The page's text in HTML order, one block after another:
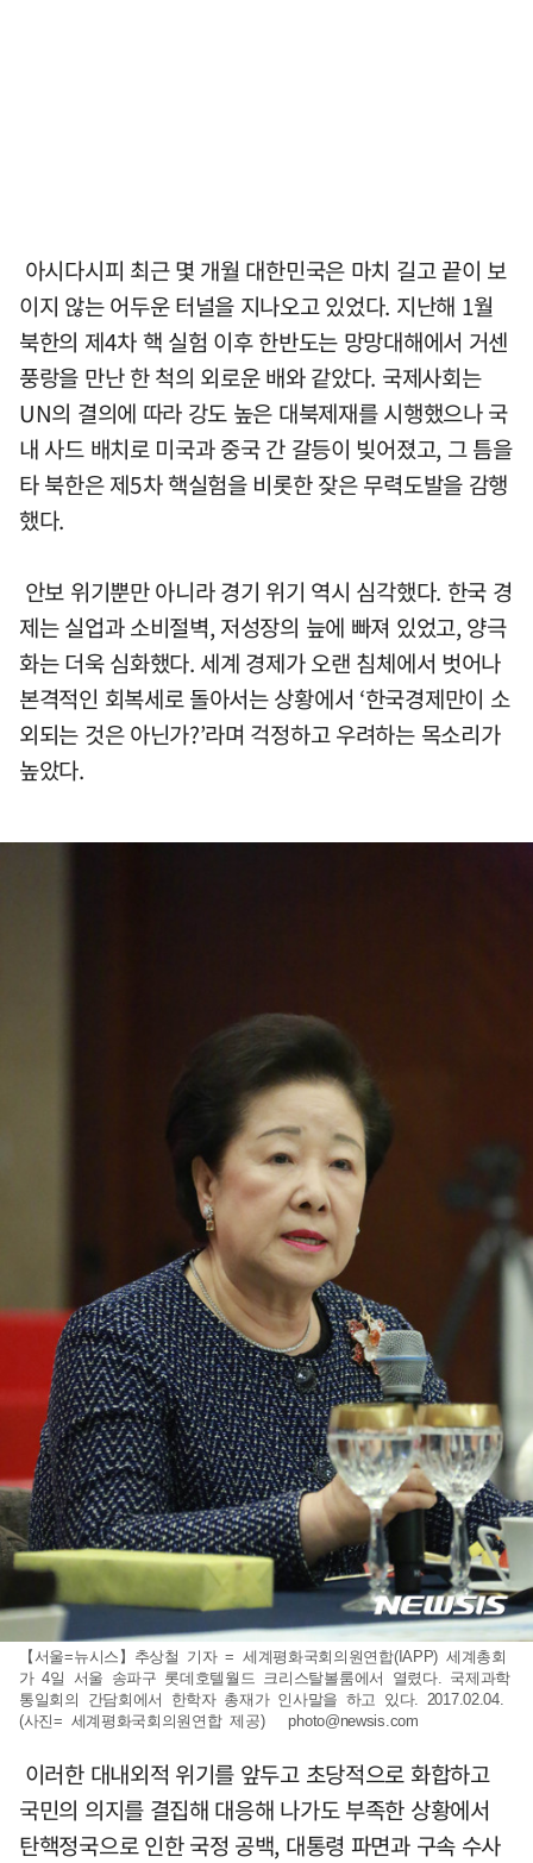
아시다시피 최근 몇 개월 대한민국은 마치 길고 끝이 보
이지 않는 어두운 터널을 지나오고 있었다. 지난해 1월
북한의 제4차 핵 실험 이후 한반도는 망망대해에서 거센
풍랑을 만난 한 척의 외로운 배와 같았다. 국제사회는
UN의 결의에 따라 강도 높은 대북제재를 시행했으나 국
내 사드 배치로 미국과 중국 간 갈등이 빚어졌고, 그 틈을
타 북한은 제5차 핵실험을 비롯한 잦은 무력도발을 감행
했다.
안보 위기뿐만 아니라 경기 위기 역시 심각했다. 한국 경
제는 실업과 소비절벽, 저성장의 늪에 빠져 있었고, 양극
화는 더욱 심화했다. 세계 경제가 오랜 침체에서 벗어나
본격적인 회복세로 돌아서는 상황에서 ‘한국경제만이 소
외되는 것은 아닌가?’라며 걱정하고 우려하는 목소리가
높았다.
【서울=뉴시스】추상철 기자 = 세계평화국회의원연합(IAPP) 세계총회
가 4일 서울 송파구 롯데호텔월드 크리스탈볼룸에서 열렸다. 국제과학
통일회의 간담회에서 한학자 총재가 인사말을 하고 있다. 2017.02.04.
(사진= 세계평화국회의원연합 제공)photo@newsis.com
이러한 대내외적 위기를 앞두고 초당적으로 화합하고
국민의 의지를 결집해 대응해 나가도 부족한 상황에서
탄핵정국으로 인한 국정 공백, 대통령 파면과 구속 수사